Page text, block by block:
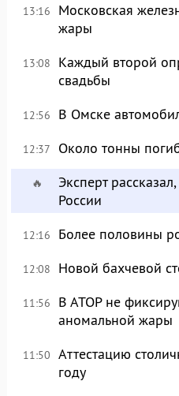
13:16
Московская
жары
13:08
Каждый второй
свадьбы
12:56 В Омске
12:37 Около тонны
🔥
Эксперт
России
12:16 Более половины
12:08 Новой бахчевой
11:56
В АТОР не
аномальной жары
11:50 Аттестацию
году